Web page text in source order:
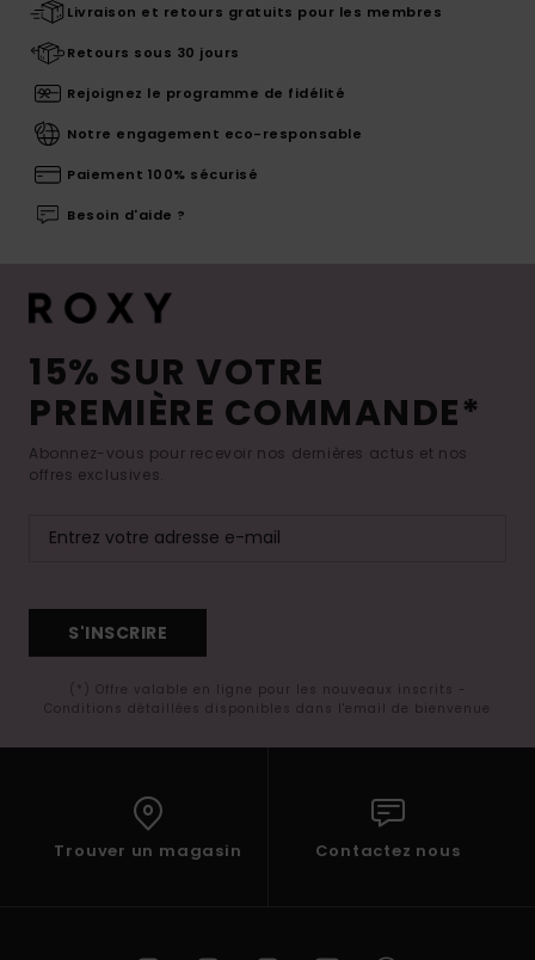
Livraison et retours gratuits pour les membres
Retours sous 30 jours
Rejoignez le programme de fidélité
Notre engagement eco-responsable
Paiement 100% sécurisé
Besoin d'aide ?
15% SUR VOTRE
PREMIÈRE COMMANDE*
Abonnez-vous pour recevoir nos dernières actus et nos
offres exclusives.
S'INSCRIRE
(*) Offre valable en ligne pour les nouveaux inscrits -
Conditions détaillées disponibles dans l'email de bienvenue
Trouver un magasin Contactez nous